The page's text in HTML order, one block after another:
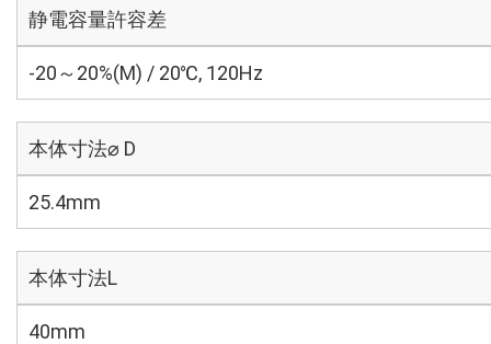
静電容量許容差
-20～20%(M) / 20℃, 120Hz
本体寸法⌀ D
25.4mm
本体寸法L
40mm